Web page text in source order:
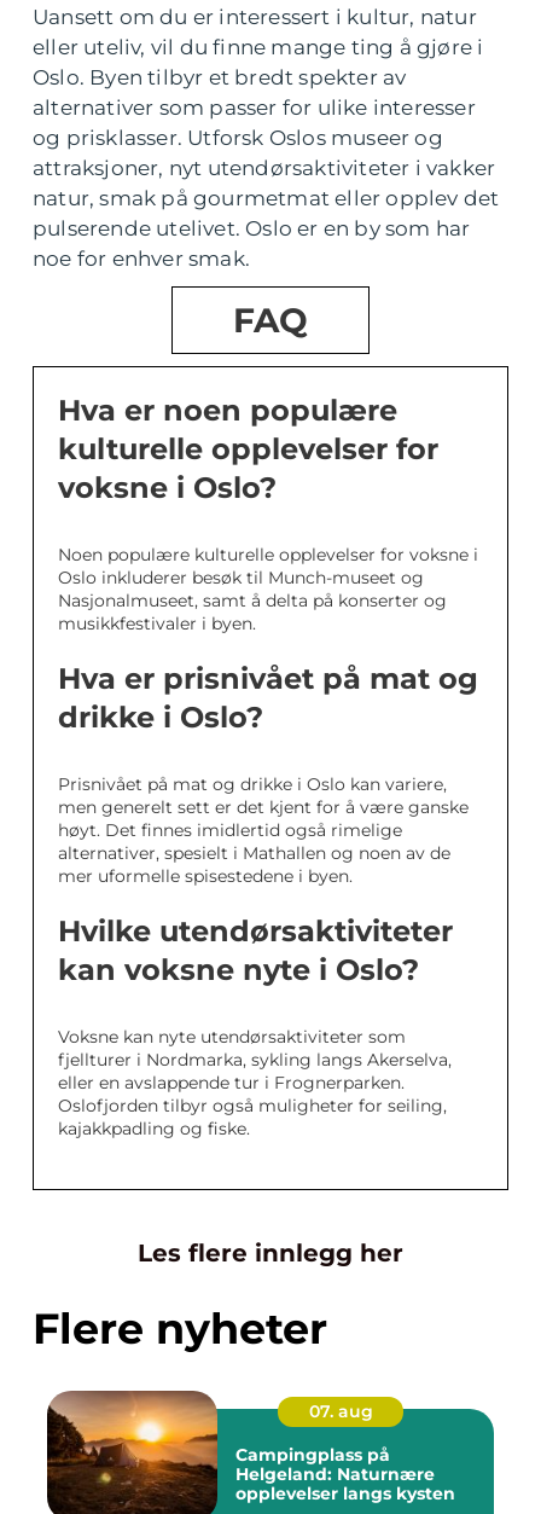
Uansett om du er interessert i kultur, natur
eller uteliv, vil du finne mange ting å gjøre i
Oslo. Byen tilbyr et bredt spekter av
alternativer som passer for ulike interesser
og prisklasser. Utforsk Oslos museer og
attraksjoner, nyt utendørsaktiviteter i vakker
natur, smak på gourmetmat eller opplev det
pulserende utelivet. Oslo er en by som har
noe for enhver smak.
FAQ
Hva er noen populære
kulturelle opplevelser for
voksne i Oslo?
Noen populære kulturelle opplevelser for voksne i
Oslo inkluderer besøk til Munch-museet og
Nasjonalmuseet, samt å delta på konserter og
musikkfestivaler i byen.
Hva er prisnivået på mat og
drikke i Oslo?
Prisnivået på mat og drikke i Oslo kan variere,
men generelt sett er det kjent for å være ganske
høyt. Det finnes imidlertid også rimelige
alternativer, spesielt i Mathallen og noen av de
mer uformelle spisestedene i byen.
Hvilke utendørsaktiviteter
kan voksne nyte i Oslo?
Voksne kan nyte utendørsaktiviteter som
fjellturer i Nordmarka, sykling langs Akerselva,
eller en avslappende tur i Frognerparken.
Oslofjorden tilbyr også muligheter for seiling,
kajakkpadling og fiske.
Les flere innlegg her
Flere nyheter
07. aug
Campingplass på
Helgeland: Naturnære
opplevelser langs kysten